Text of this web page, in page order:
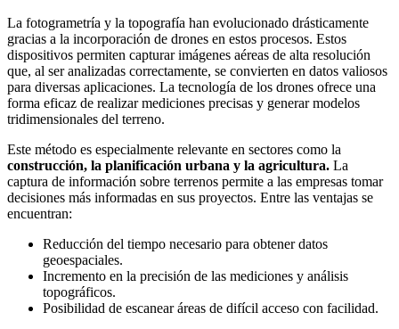
La fotogrametría y la topografía han evolucionado drásticamente
gracias a la incorporación de drones en estos procesos. Estos
dispositivos permiten capturar imágenes aéreas de alta resolución
que, al ser analizadas correctamente, se convierten en datos valiosos
para diversas aplicaciones. La tecnología de los drones ofrece una
forma eficaz de realizar mediciones precisas y generar modelos
tridimensionales del terreno.
Este método es especialmente relevante en sectores como la
construcción, la planificación urbana y la agricultura. La
captura de información sobre terrenos permite a las empresas tomar
decisiones más informadas en sus proyectos. Entre las ventajas se
encuentran:
Reducción del tiempo necesario para obtener datos
geoespaciales.
Incremento en la precisión de las mediciones y análisis
topográficos.
Posibilidad de escanear áreas de difícil acceso con facilidad.